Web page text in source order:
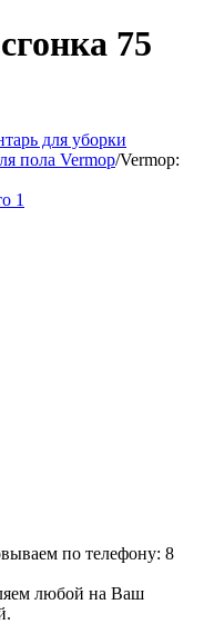
75
для уборки
пола Vermop/Vermop:
по телефону: 8
любой на Ваш